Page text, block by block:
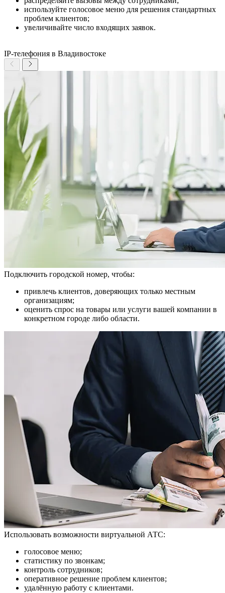
используйте голосовое меню для решения стандартных
проблем клиентов;
увеличивайте число входящих заявок.
IP-телефония в Владивостоке
Подключить городской номер, чтобы:
привлечь клиентов, доверяющих только местным
организациям;
оценить спрос на товары или услуги вашей компании в
конкретном городе либо области.
Использовать возможности виртуальной АТС:
голосовое меню;
статистику по звонкам;
контроль сотрудников;
оперативное решение проблем клиентов;
удалённую работу с клиентами.